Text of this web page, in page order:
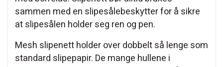
sammen med en slipesålebeskytter for å sikre
at slipesålen holder seg ren og pen.
Mesh slipenett holder over dobbelt så lenge som
standard slipepapir. De mange hullene i